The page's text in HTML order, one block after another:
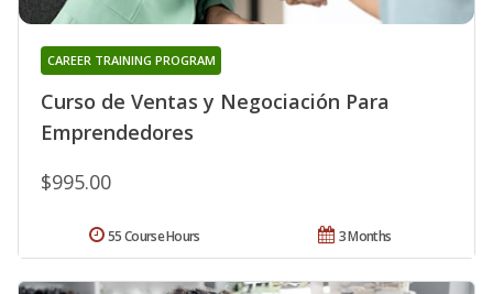
Curso de Ventas y Negociación Para
Emprendedores
CAREER TRAINING PROGRAM
$995.00
3 Months
55 Course Hours